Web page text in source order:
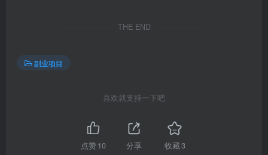
THE END
副业项目
喜欢就支持一下吧
点赞10 分享 收藏3